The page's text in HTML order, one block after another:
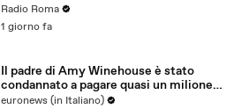
Radio Roma
1 giorno fa
Il padre di Amy Winehouse è stato
condannato a pagare quasi un milione
di sterline alle amiche
euronews (in Italiano)